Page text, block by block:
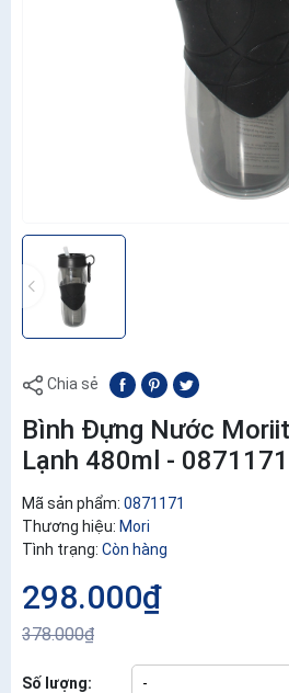
Chia sẻ
Bình Đựng Nước
Lạnh 480ml - 0871171
Mã sản phẩm: 0871171
Thương hiệu: Mori
Tình trạng: Còn hàng
298.000₫
378.000₫
Số lượng: -